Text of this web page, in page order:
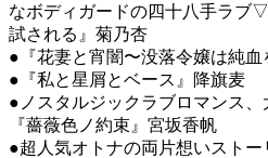
なボディガードの四十八手ラブ
試される』菊乃杏
●『花妻と宵闇〜没落令嬢は純
●『私と星屑とベース』降旗麦
●ノスタルジックラブロマンス
『薔薇色ノ約束』宮坂香帆
●超人気オトナの両片想いスト